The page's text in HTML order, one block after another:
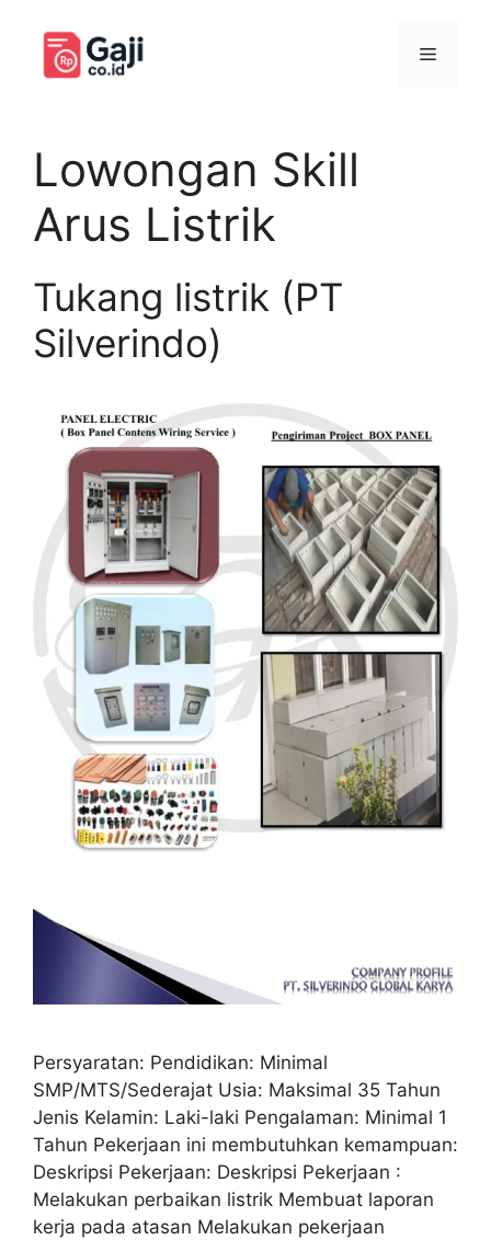
Menu
Lowongan Skill
Arus Listrik
Tukang listrik (PT
Silverindo)
Persyaratan: Pendidikan: Minimal
SMP/MTS/Sederajat Usia: Maksimal 35 Tahun
Jenis Kelamin: Laki-laki Pengalaman: Minimal 1
Tahun Pekerjaan ini membutuhkan kemampuan:
Deskripsi Pekerjaan: Deskripsi Pekerjaan :
Melakukan perbaikan listrik Membuat laporan
kerja pada atasan Melakukan pekerjaan